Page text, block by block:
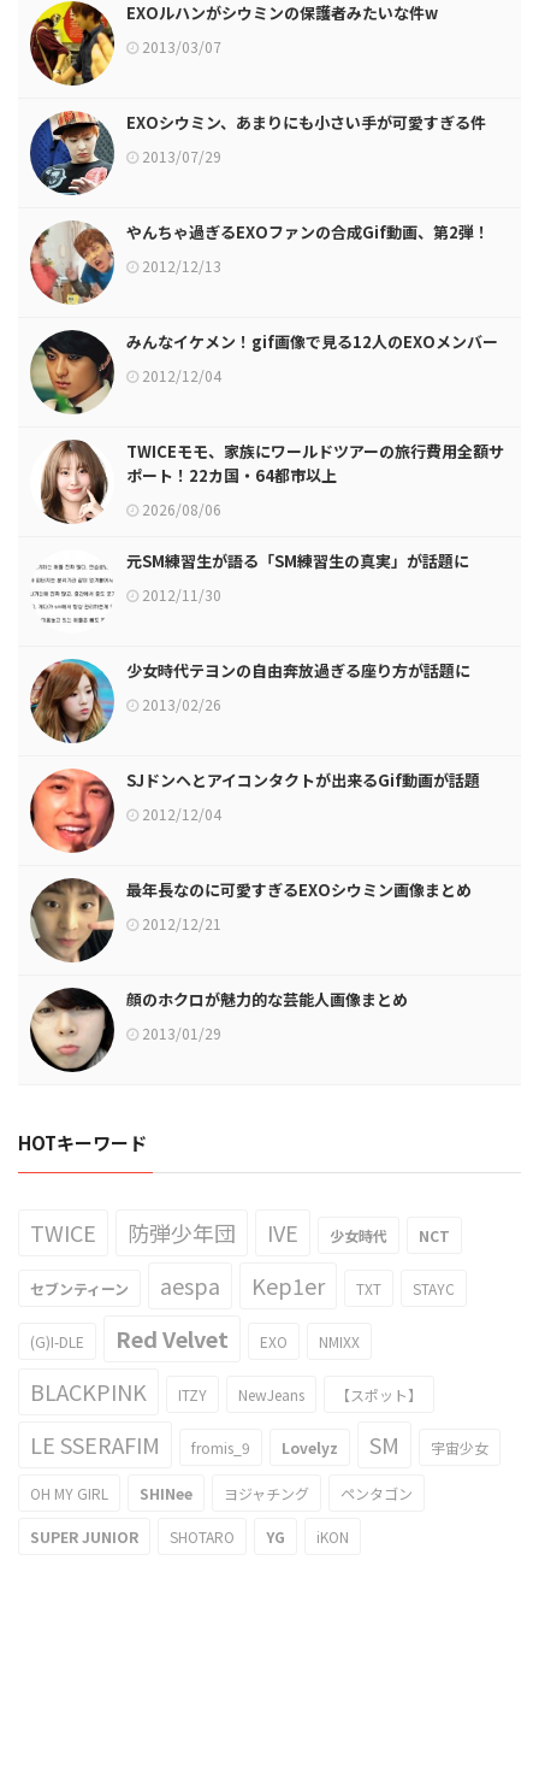
EXOルハンがシウミンの保護者みたいな件w
2013/03/07
EXOシウミン、あまりにも小さい手が可愛すぎる件
2013/07/29
やんちゃ過ぎるEXOファンの合成Gif動画、第2弾！
2012/12/13
みんなイケメン！gif画像で見る12人のEXOメンバー
2012/12/04
TWICEモモ、家族にワールドツアーの旅行費用全額サ
ポート！22カ国・64都市以上
2026/08/06
元SM練習生が語る「SM練習生の真実」が話題に
2012/11/30
少女時代テヨンの自由奔放過ぎる座り方が話題に
2013/02/26
SJドンヘとアイコンタクトが出来るGif動画が話題
2012/12/04
最年長なのに可愛すぎるEXOシウミン画像まとめ
2012/12/21
顔のホクロが魅力的な芸能人画像まとめ
2013/01/29
HOTキーワード
TWICE 防弾少年団 IVE 少女時代 NCT
セブンティーン aespa Kep1er TXT STAYC
(G)I-DLE Red Velvet EXO NMIXX
BLACKPINK ITZY NewJeans 【スポット】
LE SSERAFIM fromis_9 Lovelyz SM 宇宙少女
OH MY GIRL SHINee ヨジャチング ペンタゴン
SUPER JUNIOR SHOTARO YG iKON